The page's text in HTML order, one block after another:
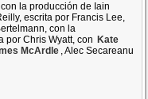
la producción de Iain
escrita por Francis Lee,
con la
por Chris Wyatt, con Kate
McArdle , Alec Secareanu